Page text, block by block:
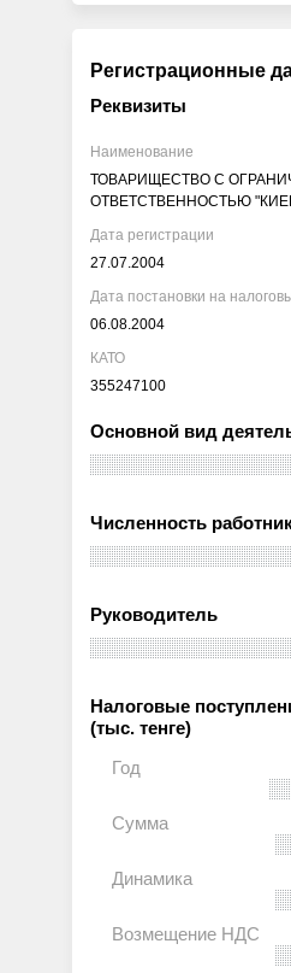
Регистрационные
Реквизиты
Наименование
ТОВАРИЩЕСТВО С
ОТВЕТСТВЕННОСТЬЮ
Дата регистрации
27.07.2004
Дата постановки на
06.08.2004
КАТО
355247100
Основной вид
Численность
Руководитель
Налоговые
(тыс. тенге)